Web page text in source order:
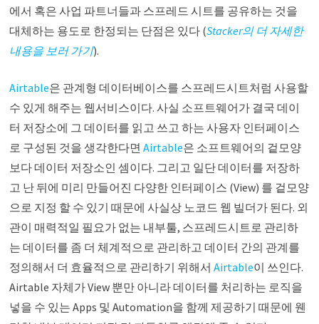
에서 혹은 사업 파트너들과 스프레드 시트를 공유하는 것을
대체하는 용도로 한정되는 단점은 있다 (Stacker의 더 자세한
내용을 보러 가기).
Airtable은 관계형 데이터베이스를 스프레드시트처럼 사용할
수 있게 해주는 웹서비스이다. 사실 소프트웨어가 결국 데이
터 저장소에 그 데이터를 읽고 쓰고 하는 사용자 인터페이스
로 구성된 것을 생각한다면Airtable은 소프트웨어의 겉모양
보다 데이터 저장소인 셈이다. 그리고 일단 데이터를 저장하
고 난 뒤에 미리 만들어진 다양한 인터페이스 (View) 를 겉모양
으로 지정 할 수 있기 때문에 사실상 노코드 웹 빌더가 된다. 외
관이 매력적일 필요가 없는 내부툴, 스프레드시트로 관리하
는 데이터를 좀 더 체계적으로 관리하고 데이터 간의 관계를
정의해서 더 효율적으로 관리하기 위해서Airtable이 쓰인다.
Airtable 자체가 View 뿐만 아니라 데이터를 처리하는 로직을
넣을 수 있는 Apps 및 Automation을 함께 제공하기 때문에 웬